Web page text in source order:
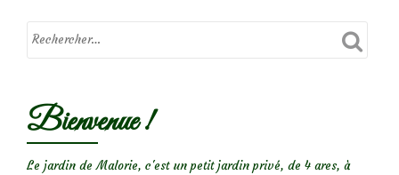
Bienvenue !
Le jardin de Malorie, c'est un petit jardin privé, de 4 ares, à